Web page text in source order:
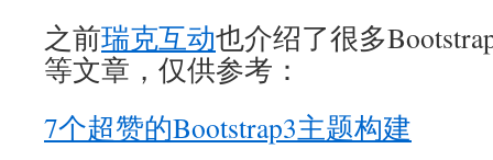
之前瑞克互动也介绍了很多
等文章，仅供参考：
7个超赞的Bootstrap3主题构建